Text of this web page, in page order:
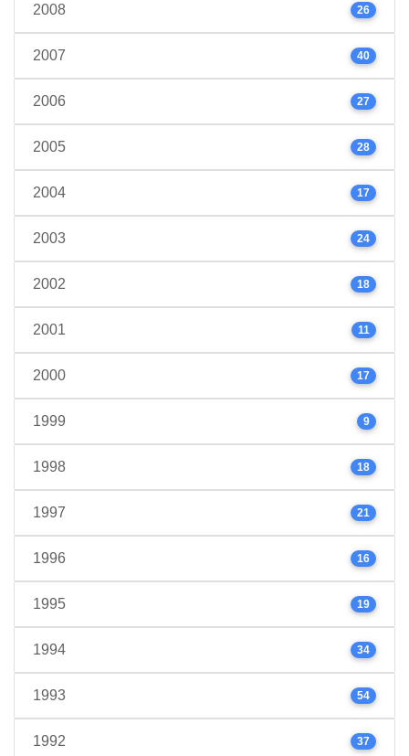
2008 26
2007 40
2006 27
2005 28
2004 17
2003 24
2002 18
2001 11
2000 17
1999 9
1998 18
1997 21
1996 16
1995 19
1994 34
1993 54
1992 37